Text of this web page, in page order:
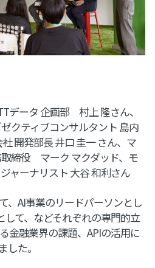
データ 企画部 村上 隆さん、
クティブコンサルタント 島内
開発部長 井口 圭一 さん、マ
締役 マーク マクダッド、モ
ャーナリスト 大谷 和利さん
、AI事業のリードパーソンとし
て、などそれぞれの専門的立
金融業界の課題、APIの活用に
した。